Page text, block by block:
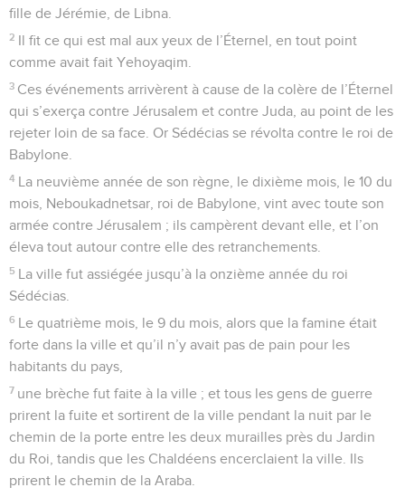
fille de Jérémie, de Libna.
2 Il fit ce qui est mal aux yeux de l’Éternel, en tout point
comme avait fait Yehoyaqim.
3 Ces événements arrivèrent à cause de la colère de l’Éternel
qui s’exerça contre Jérusalem et contre Juda, au point de les
rejeter loin de sa face. Or Sédécias se révolta contre le roi de
Babylone.
4 La neuvième année de son règne, le dixième mois, le 10 du
mois, Neboukadnetsar, roi de Babylone, vint avec toute son
armée contre Jérusalem ; ils campèrent devant elle, et l’on
éleva tout autour contre elle des retranchements.
5 La ville fut assiégée jusqu’à la onzième année du roi
Sédécias.
6 Le quatrième mois, le 9 du mois, alors que la famine était
forte dans la ville et qu’il n’y avait pas de pain pour les
habitants du pays,
7 une brèche fut faite à la ville ; et tous les gens de guerre
prirent la fuite et sortirent de la ville pendant la nuit par le
chemin de la porte entre les deux murailles près du Jardin
du Roi, tandis que les Chaldéens encerclaient la ville. Ils
prirent le chemin de la Araba.